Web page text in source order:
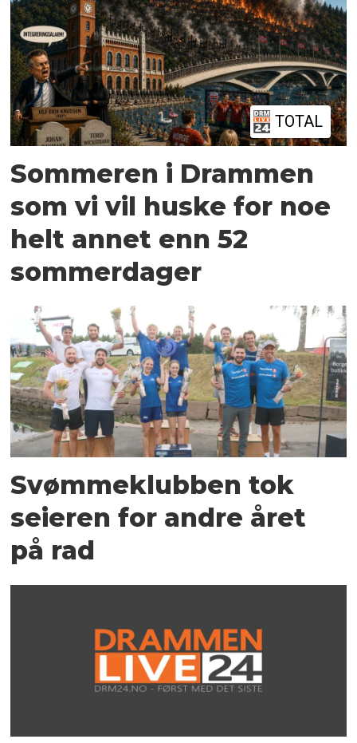
interesser, tiltaket er tidskritisk, har
interessekonflikter mellom lokalt, regionalt
og nasjonalt nivå, og mellom ulike
sektorinteresser. Det er også lagt vekt på
at Asker kommune har bedt om at detTOTAL
Sommeren i Drammen
som vi vil huske for noe
helt annet enn 52
sommerdager
Svømmeklubben tok
seieren for andre året
på rad